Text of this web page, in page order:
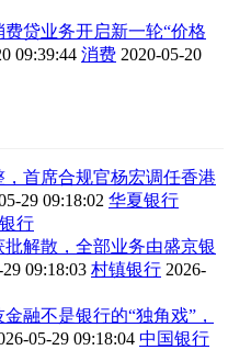
贷业务开启新一轮“价格
09:39:44 消费 2020-05-20
首席合规官杨宏调任香港
29 09:18:02 华夏银行
行
解散，全部业务由盛京银
09:18:03 村镇银行 2026-
融不是银行的“独角戏”，
05-29 09:18:04 中国银行